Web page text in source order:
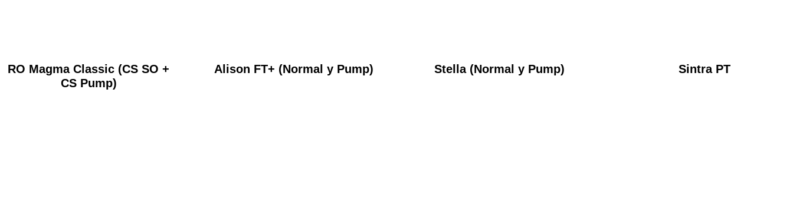
RO Magma Classic (CS SO +
CS Pump)
Alison FT+ (Normal y Pump) Stella (Normal y Pump) Sintra PT